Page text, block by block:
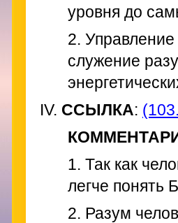
уровня до
2.
служение
IV. ССЫЛКА:
1. Так как
легче понять
2. Разум